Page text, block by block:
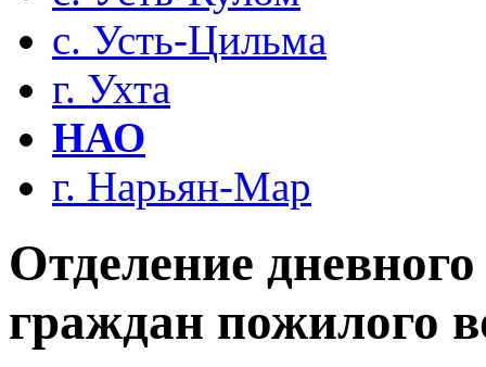
с. Усть-Цильма
г. Ухта
НАО
г. Нарьян-Мар
Отделение
граждан пожилого